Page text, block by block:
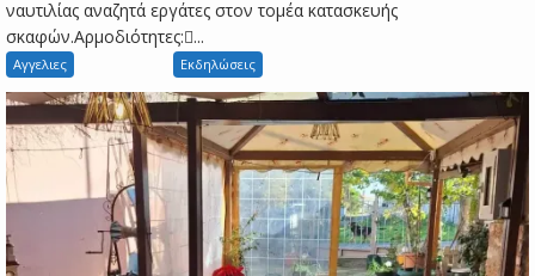
ναυτιλίας αναζητά εργάτες στον τομέα κατασκευής
σκαφών.Αρμοδιότητες:...
Αγγελιες Εκδηλώσεις